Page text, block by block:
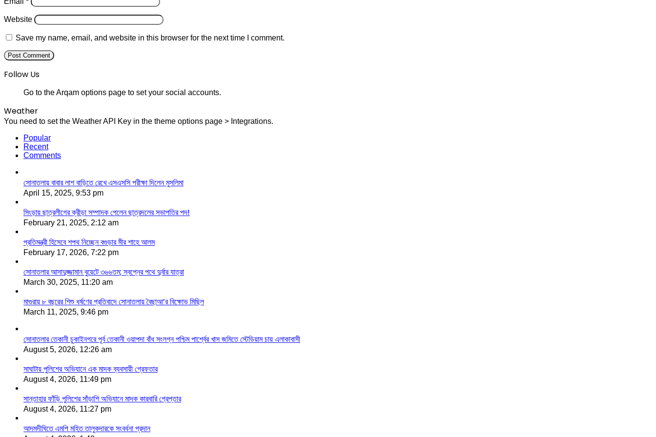
Website
Save my name, email, and website in this browser for the next time I comment.
Follow Us
Go to the Arqam options page to set your social accounts.
Weather
You need to set the Weather API Key in the theme options page > Integrations.
Popular
Recent
Comments
সোনাতলায় বাবার লাশ বাড়িতে রেখে এসএসসি পরীক্ষা দিলেন মুসলিমা
April 15, 2025, 9:53 pm
সিংড়ায় ছাত্রলীগের ক্রীড়া সম্পাদক পেলেন ছাত্রদলের সভাপতির পদ!
February 21, 2025, 2:12 am
প্রতিমন্ত্রী হিসেবে শপথ নিচ্ছেন বগুড়ার মীর শাহে আলম
February 17, 2026, 7:22 pm
সোনাতলার আসাদুজ্জামান বুয়েটে ৩৬৬তম; স্বপ্নের পথে দুর্বার যাত্রা
March 30, 2025, 11:20 am
মাগুরায় ৮ বছরের শিশু ধর্ষণের প্রতিবাদে সোনাতলায় বৈছাআ’র বিক্ষোভ মিছিল
March 11, 2025, 9:46 pm
সোনাতলার তেকানী চুকাইনগরে পূর্ব তেকানী ওয়াপদা বাঁধ সংলগ্ন পশ্চিম পার্শ্বের খাস জমিতে স্টেডিয়াম চায় এলাকাবাসী
August 5, 2026, 12:26 am
সাঘাটায় পুলিশের অভিযানে এক মাদক ব্যবসায়ী গ্রেফতার
August 4, 2026, 11:49 pm
সান্তাহার ফাঁড়ি পুলিশের সাঁড়াশি অভিযানে মাদক কারবারি গ্রেপ্তার
August 4, 2026, 11:27 pm
আদমদীঘিতে এমপি মহিত তালুকদারকে সংবর্ধনা প্রদান